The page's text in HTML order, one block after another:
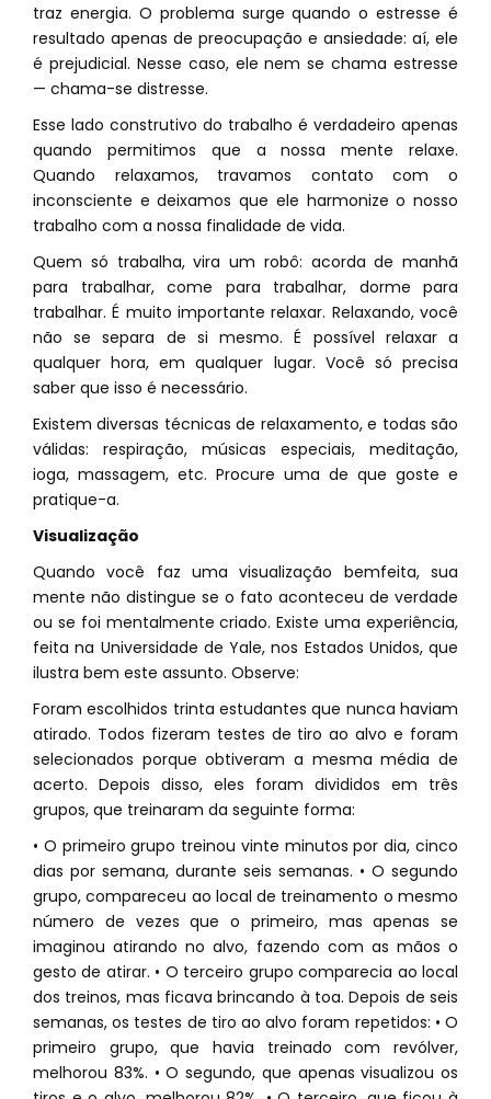
traz energia. O problema surge quando o estresse é
resultado apenas de preocupação e ansiedade: aí, ele
é prejudicial. Nesse caso, ele nem se chama estresse
— chama-se distresse.
Esse lado construtivo do trabalho é verdadeiro apenas
quando permitimos que a nossa mente relaxe.
Quando relaxamos, travamos contato com o
inconsciente e deixamos que ele harmonize o nosso
trabalho com a nossa finalidade de vida.
Quem só trabalha, vira um robô: acorda de manhã
para trabalhar, come para trabalhar, dorme para
trabalhar. É muito importante relaxar. Relaxando, você
não se separa de si mesmo. É possível relaxar a
qualquer hora, em qualquer lugar. Você só precisa
saber que isso é necessário.
Existem diversas técnicas de relaxamento, e todas são
válidas: respiração, músicas especiais, meditação,
ioga, massagem, etc. Procure uma de que goste e
pratique-a.
Visualização
Quando você faz uma visualização bemfeita, sua
mente não distingue se o fato aconteceu de verdade
ou se foi mentalmente criado. Existe uma experiência,
feita na Universidade de Yale, nos Estados Unidos, que
ilustra bem este assunto. Observe:
Foram escolhidos trinta estudantes que nunca haviam
atirado. Todos fizeram testes de tiro ao alvo e foram
selecionados porque obtiveram a mesma média de
acerto. Depois disso, eles foram divididos em três
grupos, que treinaram da seguinte forma:
• O primeiro grupo treinou vinte minutos por dia, cinco
dias por semana, durante seis semanas. • O segundo
grupo, compareceu ao local de treinamento o mesmo
número de vezes que o primeiro, mas apenas se
imaginou atirando no alvo, fazendo com as mãos o
gesto de atirar. • O terceiro grupo comparecia ao local
dos treinos, mas ficava brincando à toa. Depois de seis
semanas, os testes de tiro ao alvo foram repetidos: • O
primeiro grupo, que havia treinado com revólver,
melhorou 83%. • O segundo, que apenas visualizou os